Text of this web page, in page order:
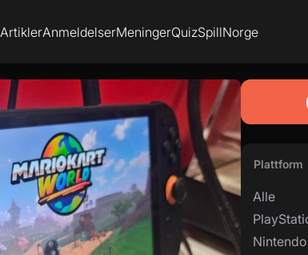
ArtiklerAnmeldelserMeningerQuizSpillNorge
Plattform
Alle
Nintendo